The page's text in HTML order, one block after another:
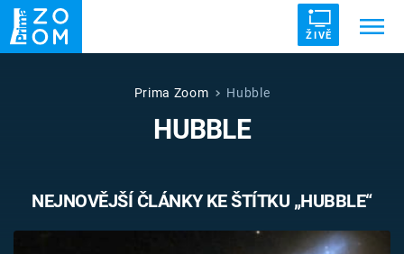
ŽIVĚ
UFO DRUHÁ SVĚTOVÁ VÁLKA
VETŘELCI DÁVNOVĚKU
Prima Zoom Hubble
HUBBLE
NEJNOVĚJŠÍ ČLÁNKY KE ŠTÍTKU „HUBBLE“